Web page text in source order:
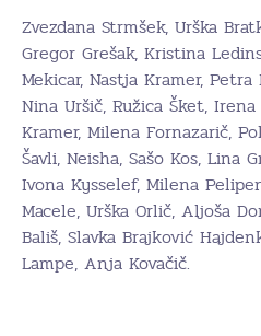
Zvezdana Strmšek, Urška
Gregor Grešak, Kristina
Mekicar, Nastja Kramer,
Nina Uršič, Ružica Šket,
Kramer, Milena Fornazarič,
Šavli, Neisha, Sašo Kos, Lina
Ivona Kysselef, Milena
Macele, Urška Orlič, Aljoša
Bališ, Slavka Brajković
Lampe, Anja Kovačič.